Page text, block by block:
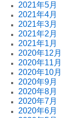
2021年5月
2021年4月
2021年3月
2021年2月
2021年1月
2020年12月
2020年11月
2020年10月
2020年9月
2020年8月
2020年7月
2020年6月